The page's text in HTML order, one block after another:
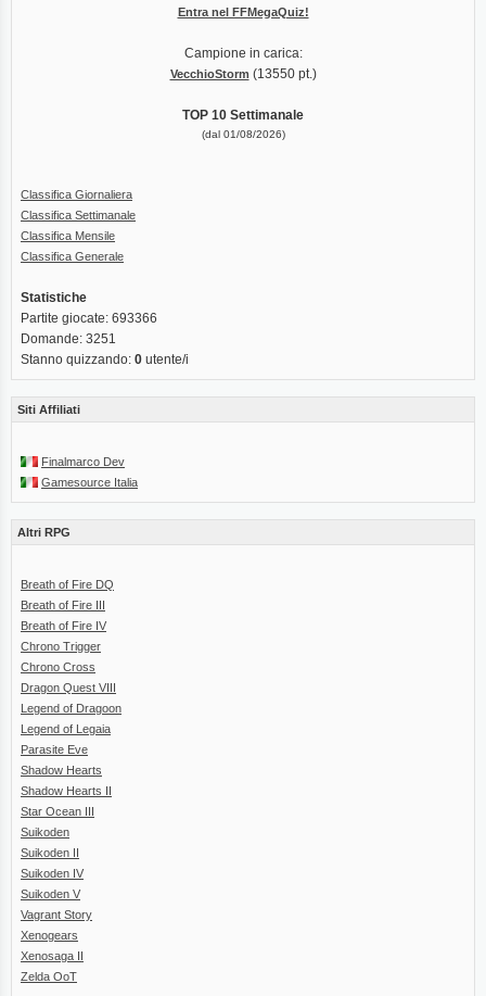
Entra nel FFMegaQuiz!
Campione in carica:
VecchioStorm (13550 pt.)
TOP 10 Settimanale
(dal 01/08/2026)
Classifica Giornaliera
Classifica Settimanale
Classifica Mensile
Classifica Generale
Statistiche
Partite giocate: 693366
Domande: 3251
Stanno quizzando: 0 utente/i
Siti Affiliati
Finalmarco Dev
Gamesource Italia
Altri RPG
Breath of Fire DQ
Breath of Fire III
Breath of Fire IV
Chrono Trigger
Chrono Cross
Dragon Quest VIII
Legend of Dragoon
Legend of Legaia
Parasite Eve
Shadow Hearts
Shadow Hearts II
Star Ocean III
Suikoden
Suikoden II
Suikoden IV
Suikoden V
Vagrant Story
Xenogears
Xenosaga II
Zelda OoT